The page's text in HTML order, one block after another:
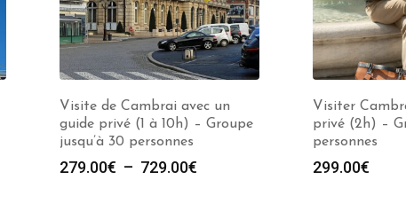
Visite de Cambrai avec un
guide privé (1 à 10h) – Groupe
jusqu’à 30 personnes
279.00€ – 729.00€Plage
Visiter
privé (2h) –
personnes
299.00€